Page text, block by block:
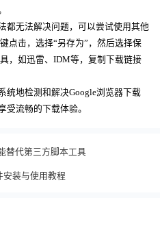
都无法解决问题，可以尝试使用其他
点击，选择“另存为”，然后选择保
，如迅雷、IDM等，复制下载链接
统地检测和解决Google浏览器下载
受流畅的下载体验。
替代第三方脚本工具
安装与使用教程